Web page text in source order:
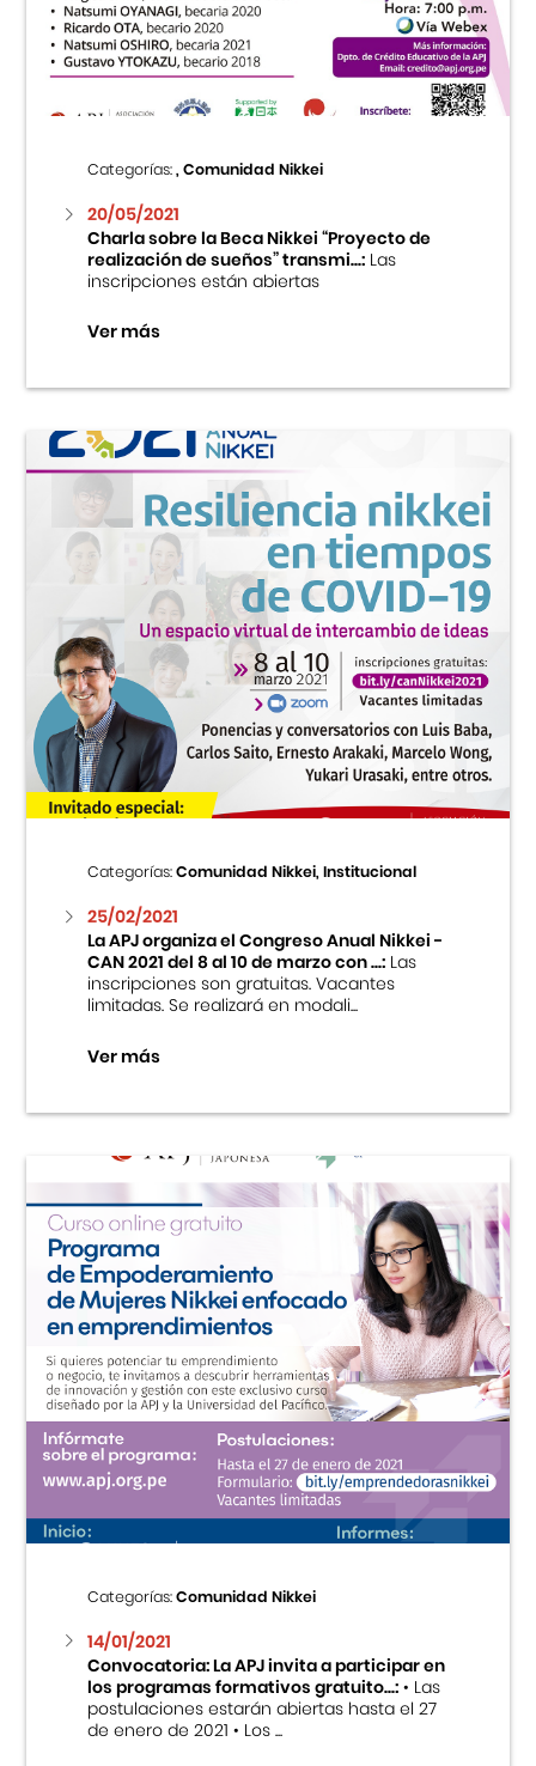
Centro Cultural Peruano Japonés
Cursos
Museo de la Inmigración Japonesa
Fondo Editorial
Teatro Peruano Japonés
Categorías:, Comunidad Nikkei
20/05/2021
Charla sobre la Beca Nikkei “Proyecto de
realización de sueños” transmi...:Las
inscripciones están abiertas
Ver más
Categorías:Comunidad Nikkei, Institucional
25/02/2021
La APJ organiza el Congreso Anual Nikkei -
CAN 2021 del 8 al 10 de marzo con ...:Las
inscripciones son gratuitas. Vacantes
limitadas. Se realizará en modali...
Ver más
Categorías:Comunidad Nikkei
14/01/2021
Convocatoria: La APJ invita a participar en
los programas formativos gratuito...:• Las
postulaciones estarán abiertas hasta el 27
de enero de 2021 • Los ...